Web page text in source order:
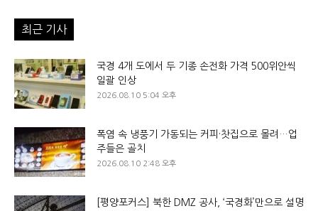
최근 기사
국경 4개 도에서 두 기종 손전화 가격 500위안씩
일괄 인상
2026.08.10 5:04 오후
폭염 속 냉풍기 가동되는 커피·찻집으로 몰려…업
주들은 골치
2026.08.10 2:48 오후
[평양포커스] 북한 DMZ 공사, ‘국경화’만으로 설명